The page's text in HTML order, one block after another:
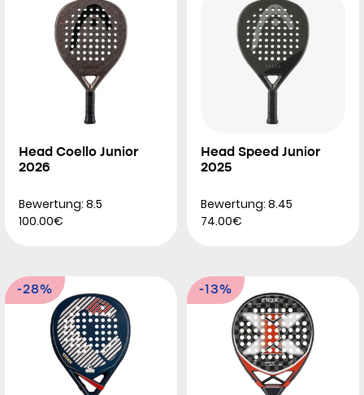
Head Coello Junior
2026
Bewertung: 8.5
100.00€
Head Speed Junior
2025
Bewertung: 8.45
74.00€
-28% -13%